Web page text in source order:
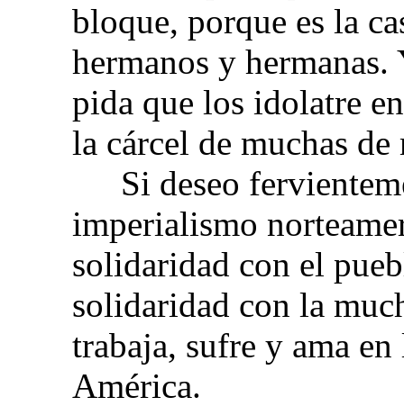
bloque, porque es la
hermanos y
pida que los idolatre
la cárcel de muchas
Si deseo
imperialismo
solidaridad con el
solidaridad con la
trabaja, sufre y ama
América.